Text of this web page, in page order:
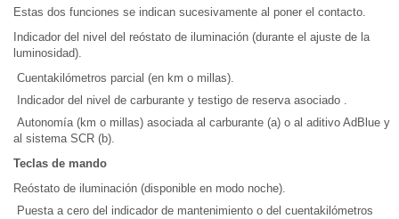
Estas dos funciones se indican sucesivamente al poner el contacto.
Indicador del nivel del reóstato de iluminación (durante el ajuste de la
luminosidad).
Cuentakilómetros parcial (en km o millas).
Indicador del nivel de carburante y testigo de reserva asociado .
Autonomía (km o millas) asociada al carburante (a) o al aditivo AdBlue y
al sistema SCR (b).
Teclas de mando
Reóstato de iluminación (disponible en modo noche).
Puesta a cero del indicador de mantenimiento o del cuentakilómetros